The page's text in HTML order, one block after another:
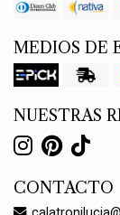
MEDIOS DE
NUESTRAS
CONTACTO